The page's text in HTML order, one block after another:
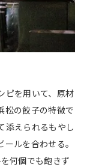
ピを用いて、原材
松の餃子の特徴で
添えられるもやし
ルを合わせる。
何個でも飽きず